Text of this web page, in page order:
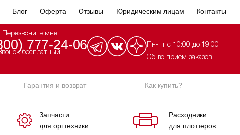
Блог Оферта Отзывы Юридическим лицам Контакты
Перезвоните мне
777-24-06
бесплатный!
Пн-пт с 10:00 до 19:00
Сб-вс прием заказов
Гарантия и возврат Как купить?
Запчасти
для оргтехники
Расходники
для плоттеров